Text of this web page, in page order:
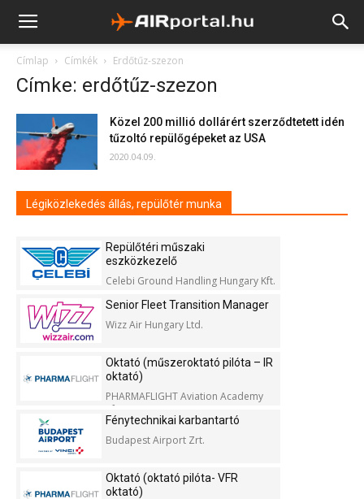
Címlap Címkék Erdőtűz-szezon
Címke: erdőtűz-szezon
Közel 200 millió dollárért szerződtetett idén
tűzoltó repülőgépeket az USA
2020.04.09.
Légiközlekedés állás, repülőtér munka
Repülőtéri műszaki
eszközkezelő
Celebi Ground Handling Hungary Kft.
Senior Fleet Transition Manager
Wizz Air Hungary Ltd.
Oktató (műszeroktató pilóta – IR
oktató)
PHARMAFLIGHT Aviation Academy
Kft.
Fénytechnikai karbantartó
Budapest Airport Zrt.
Oktató (oktató pilóta- VFR
oktató)